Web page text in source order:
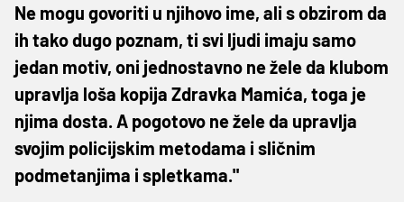
Ne mogu govoriti u njihovo ime, ali s obzirom da
ih tako dugo poznam, ti svi ljudi imaju samo
jedan motiv, oni jednostavno ne žele da klubom
upravlja loša kopija Zdravka Mamića, toga je
njima dosta. A pogotovo ne žele da upravlja
svojim policijskim metodama i sličnim
podmetanjima i spletkama."